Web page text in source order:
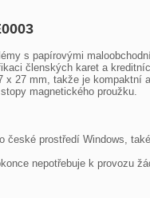
s papírovými
členských karet a
27 mm, takže je
magnetického proužku.
prostředí Windows,
nepotřebuje k provozu